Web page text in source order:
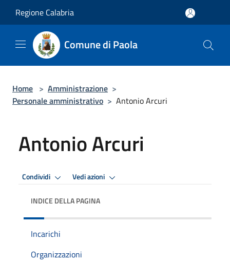
Regione Calabria
Comune di Paola
Home > Amministrazione >
Personale amministrativo > Antonio Arcuri
Antonio Arcuri
Condividi Vedi azioni
INDICE DELLA PAGINA
Incarichi
Organizzazioni